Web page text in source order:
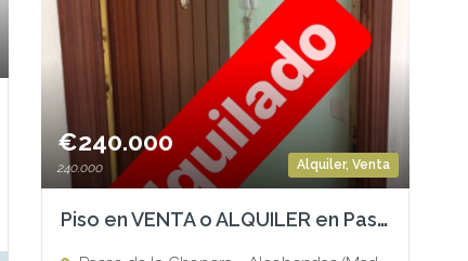
Alquiler, Venta
€240.000
240.000
Piso en VENTA o ALQUILER en Paseo de la Chopera — ALCOBENDAS (Madrid)